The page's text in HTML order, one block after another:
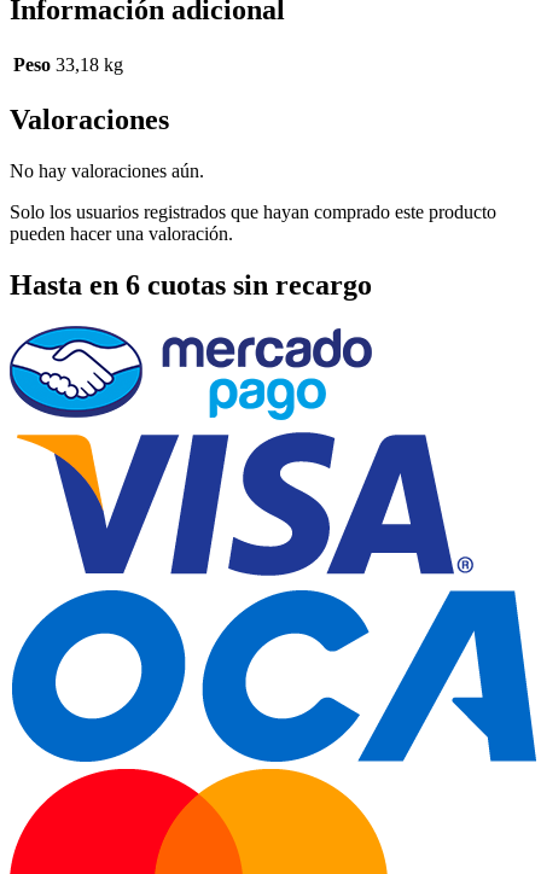
Información adicional
Peso 33,18 kg
Valoraciones
No hay valoraciones aún.
Solo los usuarios registrados que hayan comprado este producto
pueden hacer una valoración.
Hasta en 6 cuotas sin recargo